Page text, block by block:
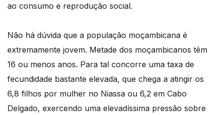
ao consumo e reprodução social.
Não há dúvida que a população moçambicana é
extremamente jovem. Metade dos moçambicanos têm
16 ou menos anos. Para tal concorre uma taxa de
fecundidade bastante elevada, que chega a atingir os
6,8 filhos por mulher no Niassa ou 6,2 em Cabo
Delgado, exercendo uma elevadíssima pressão sobre